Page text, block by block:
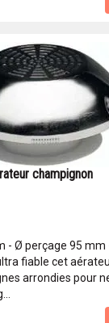
champignon
- Ø perçage 95 mm
fiable cet
arrondies pour